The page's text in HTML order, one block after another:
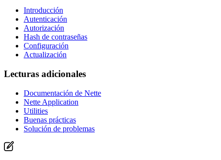
Introducción
Autenticación
Autorización
Hash de contraseñas
Configuración
Actualización
Lecturas adicionales
Documentación de Nette
Nette Application
Utilities
Buenas prácticas
Solución de problemas